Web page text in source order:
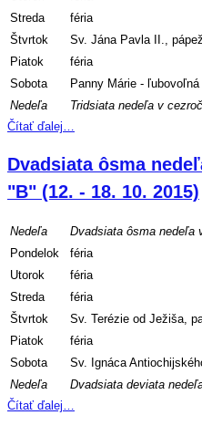
Streda
féria
Štvrtok
Sv. Jána Pavla II.,
Piatok
féria
Sobota
Panny Márie -
Nedeľa
Tridsiata nedeľa v
Čítať ďalej…
Dvadsiata ôsma
"B" (12. - 18. 10. 2015)
Nedeľa
Dvadsiata ôsma nedeľa
Pondelok
féria
Utorok
féria
Streda
féria
Štvrtok
Sv. Terézie od Ježiša,
Piatok
féria
Sobota
Sv. Ignáca
Nedeľa
Dvadsiata deviata
Čítať ďalej…